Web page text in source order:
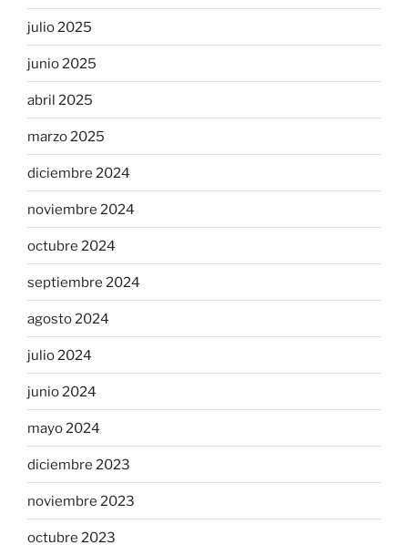
julio 2025
junio 2025
abril 2025
marzo 2025
diciembre 2024
noviembre 2024
octubre 2024
septiembre 2024
agosto 2024
julio 2024
junio 2024
mayo 2024
diciembre 2023
noviembre 2023
octubre 2023